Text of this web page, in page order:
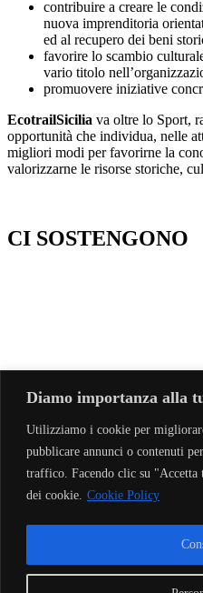
Diamo importanza alla
Utilizziamo i cookie per
pubblicare annunci o contenuti
traffico. Facendo clic su
dei cookie. Cookie Policy
contribuire a creare le
nuova imprenditoria
ed al recupero dei beni
favorire lo scambio
vario titolo
promuovere iniziative
EcotrailSicilia va oltre lo Sport,
opportunità che individua, nelle
migliori modi per favorirne la
valorizzarne le risorse storiche,
CI SOSTENGONO
ASD EcotrailSicilia | via E.
info@ecotrailsicilia.it | +39 392
©
Privacy Policy
Cookie Policy
facebook
instagram